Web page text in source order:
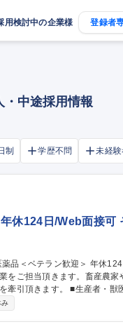
用検討中の企業様 登録者
・中途採用情報
制 学歴不問 未経験
休124日/Web面接可
をご担当頂きます。畜産農家
医師への提案活動 ■代理店
■展示会運営 ■市場分析 【仕
み